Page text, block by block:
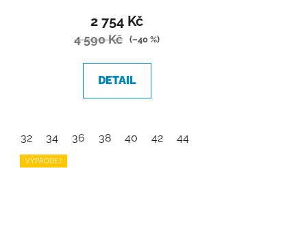
2 754 Kč
4 590 Kč (–40 %)
DETAIL
32 34 36 38 40 42 44
VÝPRODEJ